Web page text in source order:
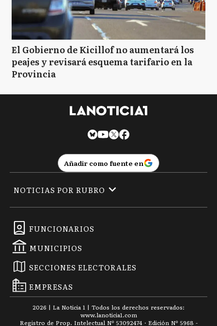
El Gobierno de Kicillof no aumentará los
peajes y revisará esquema tarifario en la
Provincia
Añadir como fuente en
FUNCIONARIOS
MUNICIPIOS
SECCIONES ELECTORALES
EMPRESAS
NOTICIAS POR RUBRO
2026 | La Noticia 1 | Todos los derechos reservados:
www.lanoticia1.com
Registro de Prop. Intelectual Nº 53092474 · Edición Nº 5968 -